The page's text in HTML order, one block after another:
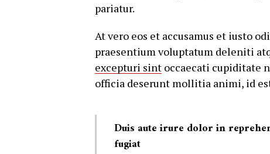
pariatur.
At vero eos et accusamus et iusto
praesentium voluptatum deleniti
excepturi sint occaecati cupiditate
officia deserunt mollitia animi, id
Duis aute irure dolor in
fugiat